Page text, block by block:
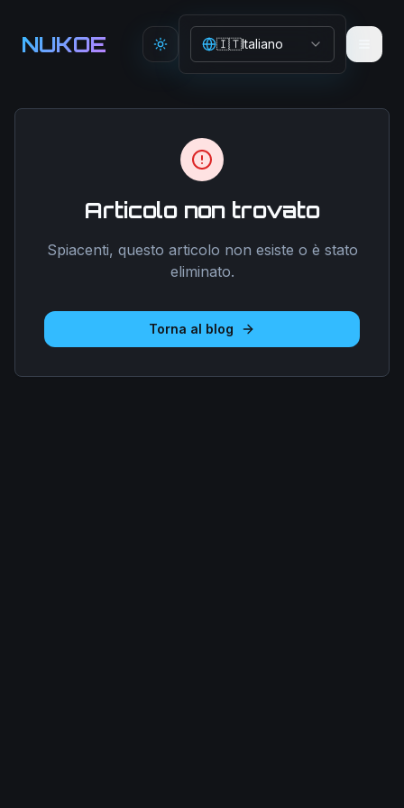
NUKOE Toggle theme
🇮🇹Italiano
Articolo non trovato
Spiacenti, questo articolo non esiste o è stato
eliminato.
Torna al blog